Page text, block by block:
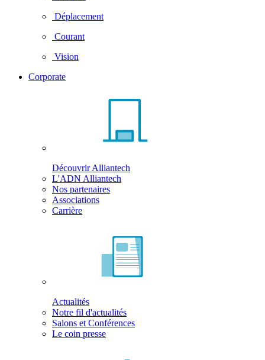
Déplacement
Courant
Vision
Corporate
Découvrir Alliantech
L'ADN Alliantech
Nos partenaires
Associations
Carrière
Actualités
Notre fil d'actualités
Salons et Conférences
Le coin presse